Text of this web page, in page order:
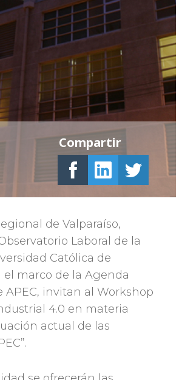
de Valparaíso,
Laboral de la
Católica de
el marco de la Agenda
APEC, invitan al Workshop
4.0 en materia
actual de las
Compartir